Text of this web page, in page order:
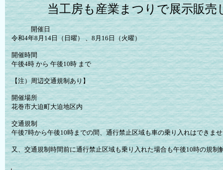
当工房も産業まつりで展示販売
開催日
令和4年8月14日（日曜） 、8月16日（火曜）
開催時間
午後4時 から 午後10時 まで
【注）周辺交通規制あり】
開催場所
花巻市大迫町大迫地区内
交通規制
午後7時から午後10時までの間、通行禁止区域も車の乗り入れはできま
又、交通規制時間前に通行禁止区域も乗り入れた場合も午後10時の規